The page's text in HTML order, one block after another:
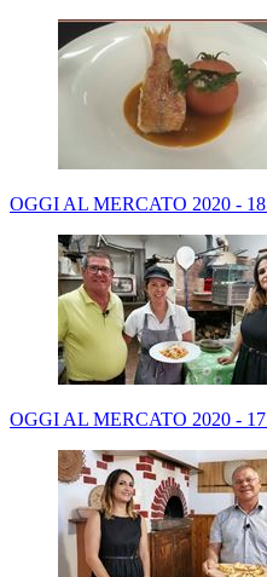
OGGI AL MERCATO 2020 - 18
OGGI AL MERCATO 2020 - 17